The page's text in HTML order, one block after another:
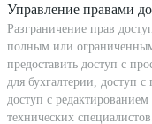
Управление правами
Разграничение прав
полным или
предоставить доступ с
для бухгалтерии, доступ
доступ с
технических